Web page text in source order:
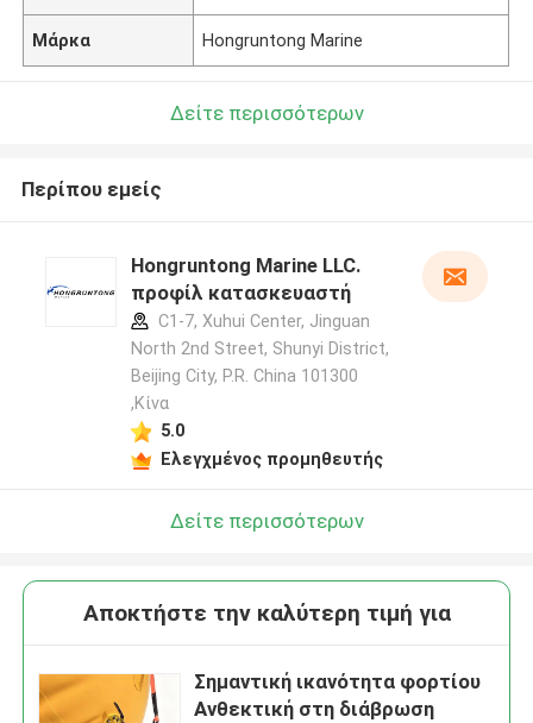
Μάρκα Hongruntong Marine
Δείτε περισσότερων
Περίπου εμείς
Hongruntong Marine LLC.
προφίλ κατασκευαστή
C1-7, Xuhui Center, Jinguan
North 2nd Street, Shunyi District,
Beijing City, P.R. China 101300
,Κίνα
5.0
Ελεγχμένος προμηθευτής
Δείτε περισσότερων
Αποκτήστε την καλύτερη τιμή για
Σημαντική ικανότητα φορτίου
Ανθεκτική στη διάβρωση